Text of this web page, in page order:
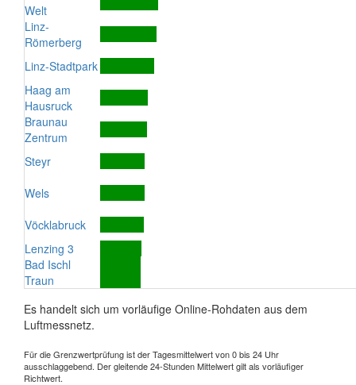
Welt
Linz-
Römerberg
Linz-Stadtpark
Haag am
Hausruck
Braunau
Zentrum
Steyr
Wels
Vöcklabruck
Lenzing 3
Bad Ischl
Traun
Es handelt sich um vorläufige Online-Rohdaten aus dem
Luftmessnetz.
Für die Grenzwertprüfung ist der Tagesmittelwert von 0 bis 24 Uhr
ausschlaggebend. Der gleitende 24-Stunden Mittelwert gilt als vorläufiger
Richtwert.